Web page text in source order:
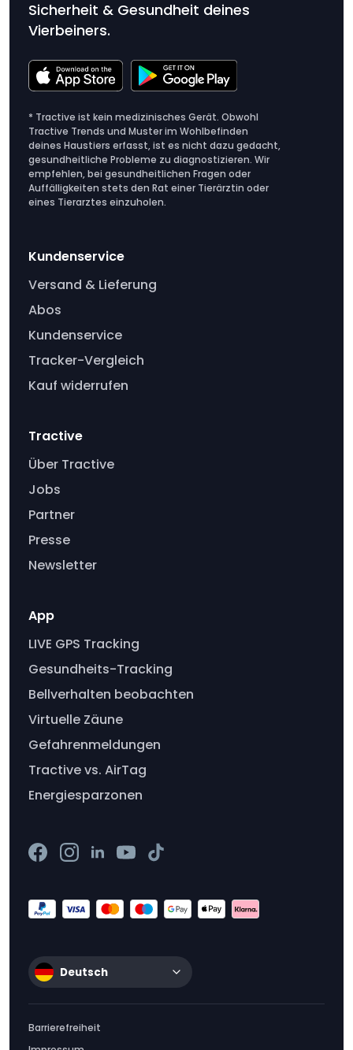
Sicherheit & Gesundheit deines
Vierbeiners.
* Tractive ist kein medizinisches Gerät. Obwohl
Tractive Trends und Muster im Wohlbefinden
deines Haustiers erfasst, ist es nicht dazu gedacht,
gesundheitliche Probleme zu diagnostizieren. Wir
empfehlen, bei gesundheitlichen Fragen oder
Auffälligkeiten stets den Rat einer Tierärztin oder
eines Tierarztes einzuholen.
Kundenservice
Versand & Lieferung
Abos
Kundenservice
Tracker-Vergleich
Kauf widerrufen
Tractive
Über Tractive
Jobs
Partner
Presse
Newsletter
App
LIVE GPS Tracking
Gesundheits-Tracking
Bellverhalten beobachten
Virtuelle Zäune
Gefahrenmeldungen
Tractive vs. AirTag
Energiesparzonen
Deutsch
Barrierefreiheit